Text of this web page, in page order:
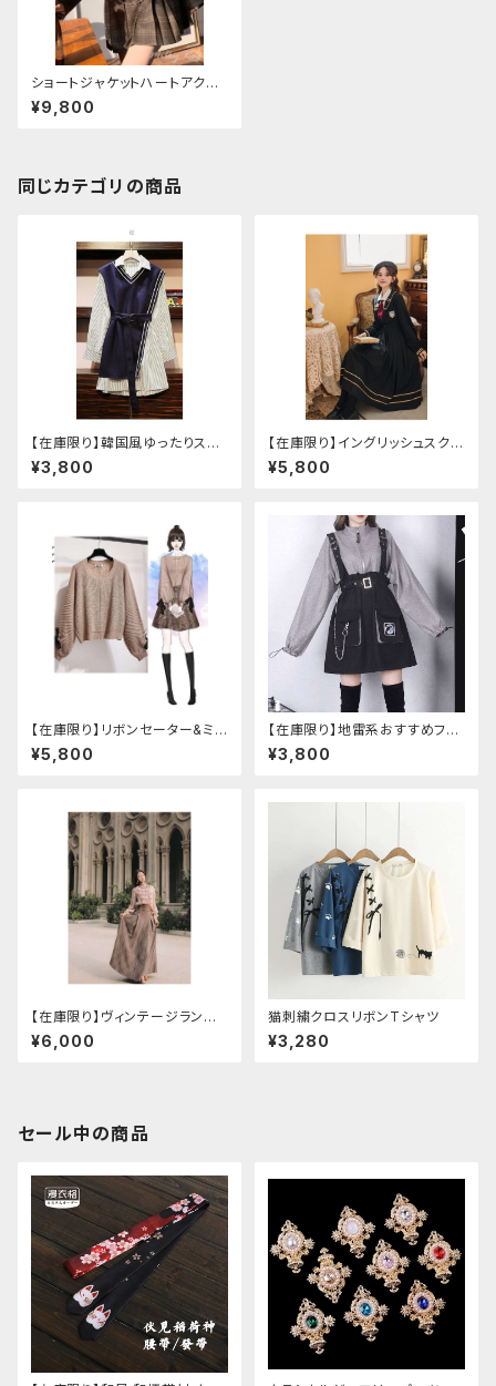
ショートジャケットハートアクセ
ブラウスハイウエストプリーツス
カートセットアップ
¥9,800
同じカテゴリの商品
【在庫限り】韓国風ゆったりスタ
イルニットベスト ＋ ストライプシ
ャツ ベルト付き
¥3,800
【在庫限り】イングリッシュスクー
ルセットアップ
¥5,800
【在庫限り】リボンセーター&ミニ
スカート セットアップ
¥5,800
【在庫限り】地雷系おすすめフリ
ースセットアップ ワンピース＋ウ
エストストラップベルト
¥3,800
【在庫限り】ヴィンテージランタ
ン袖フリルブラウス＋チェックハ
イウエストスカートセット
¥6,000
猫刺繍クロスリボンTシャツ
¥3,280
セール中の商品